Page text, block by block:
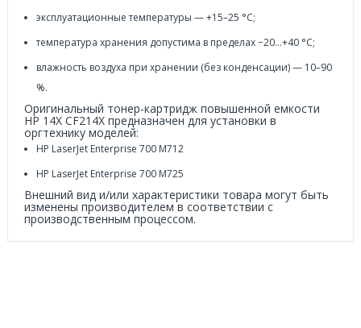
эксплуатационные температуры — +15–25 °C;
температура хранения допустима в пределах −20…+40 °C;
влажность воздуха при хранении (без конденсации) — 10–90
%.
Оригинальный тонер-картридж повышенной емкости
HP 14X CF214X предназначен для установки в
оргтехнику моделей:
HP LaserJet Enterprise 700 M712
HP LaserJet Enterprise 700 M725
Внешний вид и/или характеристики товара могут быть
изменены производителем в соответствии с
производственным процессом.